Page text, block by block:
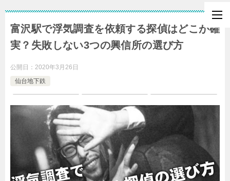
富沢駅で浮気調査を依頼する探偵はどこが確
実？失敗しない3つの興信所の選び方
公開日： 2020年3月26日
仙台地下鉄